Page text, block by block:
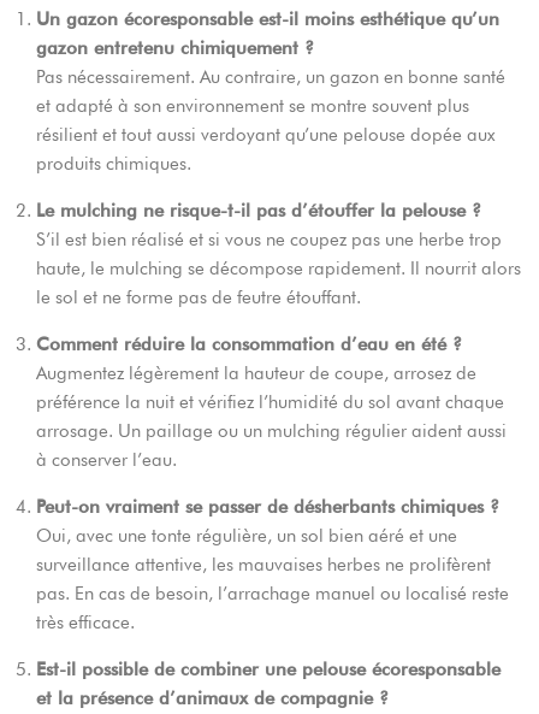
Un gazon écoresponsable est-il moins esthétique qu’un
gazon entretenu chimiquement ?
Pas nécessairement. Au contraire, un gazon en bonne santé
et adapté à son environnement se montre souvent plus
résilient et tout aussi verdoyant qu’une pelouse dopée aux
produits chimiques.
Le mulching ne risque-t-il pas d’étouffer la pelouse ?
S’il est bien réalisé et si vous ne coupez pas une herbe trop
haute, le mulching se décompose rapidement. Il nourrit alors
le sol et ne forme pas de feutre étouffant.
Comment réduire la consommation d’eau en été ?
Augmentez légèrement la hauteur de coupe, arrosez de
préférence la nuit et vérifiez l’humidité du sol avant chaque
arrosage. Un paillage ou un mulching régulier aident aussi
à conserver l’eau.
Peut-on vraiment se passer de désherbants chimiques ?
Oui, avec une tonte régulière, un sol bien aéré et une
surveillance attentive, les mauvaises herbes ne prolifèrent
pas. En cas de besoin, l’arrachage manuel ou localisé reste
très efficace.
Est-il possible de combiner une pelouse écoresponsable
et la présence d’animaux de compagnie ?